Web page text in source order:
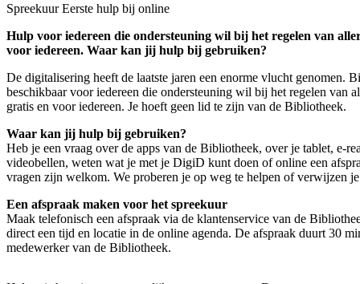
Spreekuur Eerste hulp bij online
Hulp voor iedereen die ondersteuning wil bij het regelen van
voor iedereen. Waar kan jij hulp bij gebruiken?
De digitalisering heeft de laatste jaren een enorme vlucht genomen.
beschikbaar voor iedereen die ondersteuning wil bij het regelen van
gratis en voor iedereen. Je hoeft geen lid te zijn van de Bibliotheek.
Waar kan jij hulp bij gebruiken?
Heb je een vraag over de apps van de Bibliotheek, over je tablet, e-
videobellen, weten wat je met je DigiD kunt doen of online een
vragen zijn welkom. We proberen je op weg te helpen of verwijzen
Een afspraak maken voor het spreekuur
Maak telefonisch een afspraak via de klantenservice van de
direct een tijd en locatie in de online agenda. De afspraak duurt 30
medewerker van de Bibliotheek.